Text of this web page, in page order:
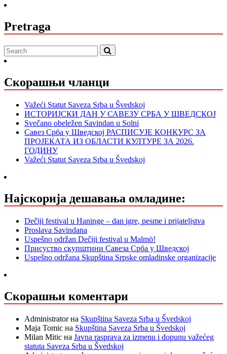
Pretraga
Скорашњи чланци
Važeći Statut Saveza Srba u Švedskoj
ИСТОРИЈСКИ ДАН У САВЕЗУ СРБА У ШВЕДСКОЈ
Svečano obeležen Savindan u Solni
Савез Срба у Шведској РАСПИСУЈЕ КОНКУРС ЗА
ПРОЈЕКАТА ИЗ ОБЛАСТИ КУЛТУРЕ ЗА 2026.
ГОДИНУ
Važeći Statut Saveza Srba u Švedskoj
Најскорија дешавања омладине:
Dečiji festival u Haninge – dan igre, pesme i prijateljstva
Proslava Savindana
Uspešno održan Dečiji festival u Malmö!
Присуство скупштини Савеза Срба у Шведској
Uspešno održana Skupština Srpske omladinske organizacije
Скорашњи коментари
Administratorна Skupština Saveza Srba u Švedskoj
Maja Tomic на Skupština Saveza Srba u Švedskoj
Milan Mitic на Javna rasprava za izmenu i dopunu važećeg
statuta Saveza Srba u Švedskoj